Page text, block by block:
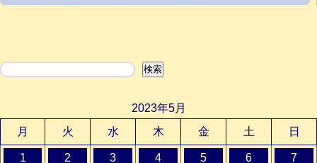
検索 検索
2023年5月
月
火 水 木 金 土 日
1 2 3 4 5 6 7